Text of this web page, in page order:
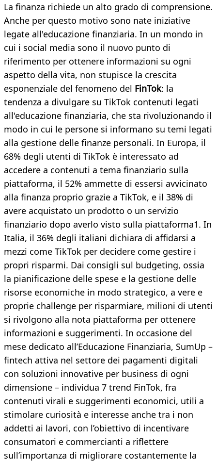
La finanza richiede un alto grado di comprensione.
Anche per questo motivo sono nate iniziative
legate all'educazione finanziaria. In un mondo in
cui i social media sono il nuovo punto di
riferimento per ottenere informazioni su ogni
aspetto della vita, non stupisce la crescita
esponenziale del fenomeno del FinTok: la
tendenza a divulgare su TikTok contenuti legati
all'educazione finanziaria, che sta rivoluzionando il
modo in cui le persone si informano su temi legati
alla gestione delle finanze personali. In Europa, il
68% degli utenti di TikTok è interessato ad
accedere a contenuti a tema finanziario sulla
piattaforma, il 52% ammette di essersi avvicinato
alla finanza proprio grazie a TikTok, e il 38% di
avere acquistato un prodotto o un servizio
finanziario dopo averlo visto sulla piattaforma1. In
Italia, il 36% degli italiani dichiara di affidarsi a
mezzi come TikTok per decidere come gestire i
propri risparmi. Dai consigli sul budgeting, ossia
la pianificazione delle spese e la gestione delle
risorse economiche in modo strategico, a vere e
proprie challenge per risparmiare, milioni di utenti
si rivolgono alla nota piattaforma per ottenere
informazioni e suggerimenti. In occasione del
mese dedicato all’Educazione Finanziaria, SumUp –
fintech attiva nel settore dei pagamenti digitali
con soluzioni innovative per business di ogni
dimensione – individua 7 trend FinTok, fra
contenuti virali e suggerimenti economici, utili a
stimolare curiosità e interesse anche tra i non
addetti ai lavori, con l’obiettivo di incentivare
consumatori e commercianti a riflettere
sull’importanza di migliorare costantemente la